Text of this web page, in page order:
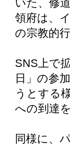
いた、修
領府は、
の宗教的
SNS上で
日」の参
うとする
への到達
同様に、